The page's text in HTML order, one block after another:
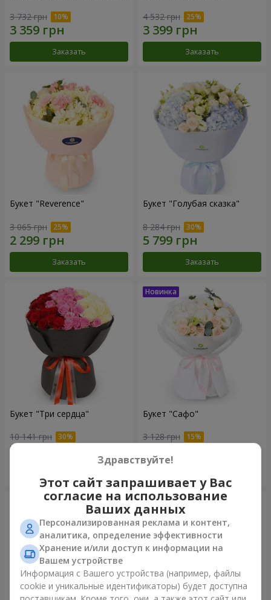
3 732 грн
Заказать
4 532 грн
Заказать
Букет "Reverence"
3 065 грн
Заказать
Букет "Голубая сказка"
8 284 грн
Заказать
Букет "Три сердца"
10 141 грн
Букет "Сафо"
3 128 грн
Здравствуйте!
Этот сайт запрашивает у Вас
согласие на использование
Ваших данных
Персонализированная реклама и контент,
аналитика, определение эффективности
Хранение и/или доступ к информации на
Вашем устройстве
Информация с Вашего устройства (например, файлы
cookie и уникальные идентификаторы) будет доступна